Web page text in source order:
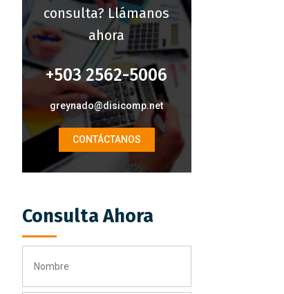
consulta? Llámanos
ahora
+503 2562-5006
greynado@disicomp.net
CONTÁCTANOS
Consulta Ahora